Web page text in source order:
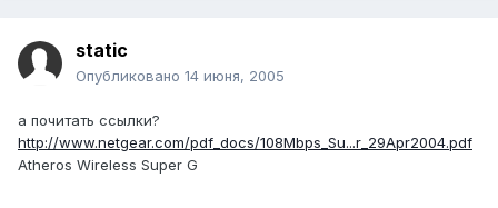
static
Опубликовано 14 июня, 2005
а почитать ссылки?
http://www.netgear.com/pdf_docs/108Mbps_Su...r_29Apr2004.pdf
Atheros Wireless Super G